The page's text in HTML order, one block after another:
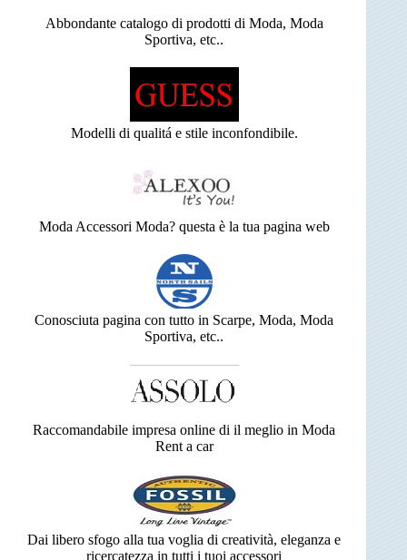
Abbondante catalogo di prodotti di Moda, Moda
Sportiva, etc..
Modelli di qualitá e stile inconfondibile.
Moda Accessori Moda? questa è la tua pagina web
Conosciuta pagina con tutto in Scarpe, Moda, Moda
Sportiva, etc..
Raccomandabile impresa online di il meglio in Moda
Rent a car
Dai libero sfogo alla tua voglia di creatività, eleganza e
ricercatezza in tutti i tuoi accessori